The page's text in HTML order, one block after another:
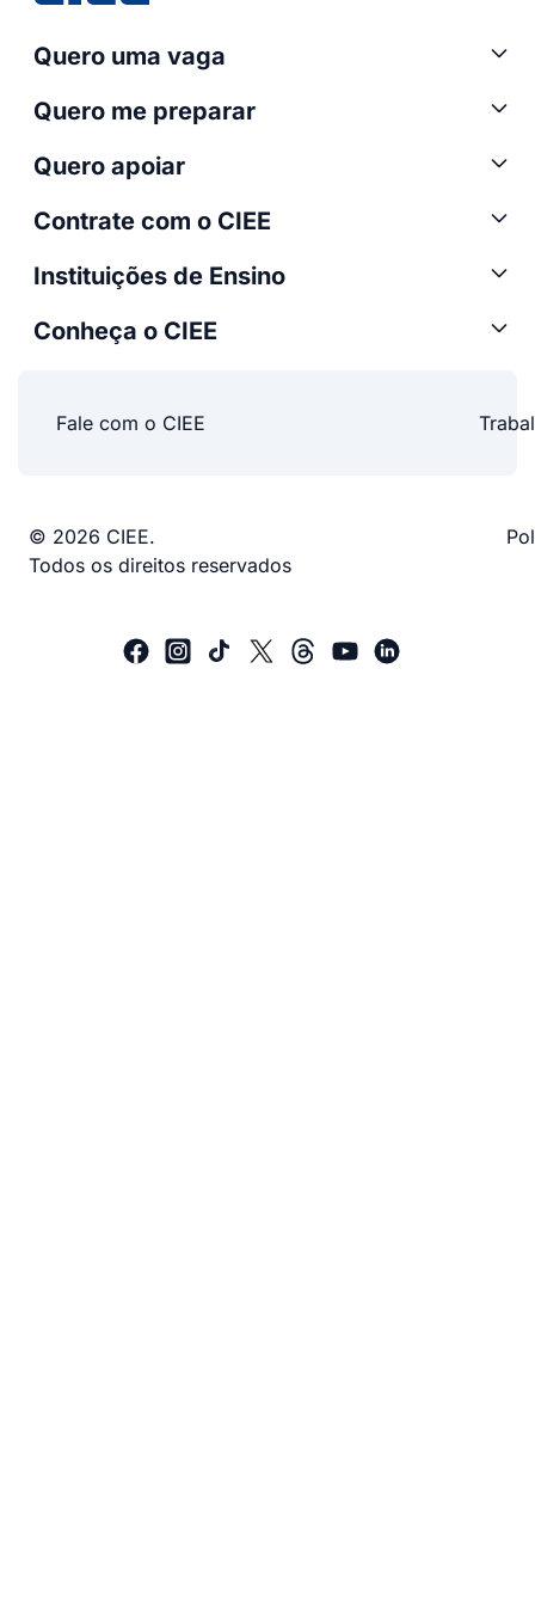
Quero uma vaga
Quero me preparar
Quero apoiar
Contrate com o CIEE
Instituições de Ensino
Conheça o CIEE
Fale com o CIEE
© 2026 CIEE.
Todos os direitos reservados